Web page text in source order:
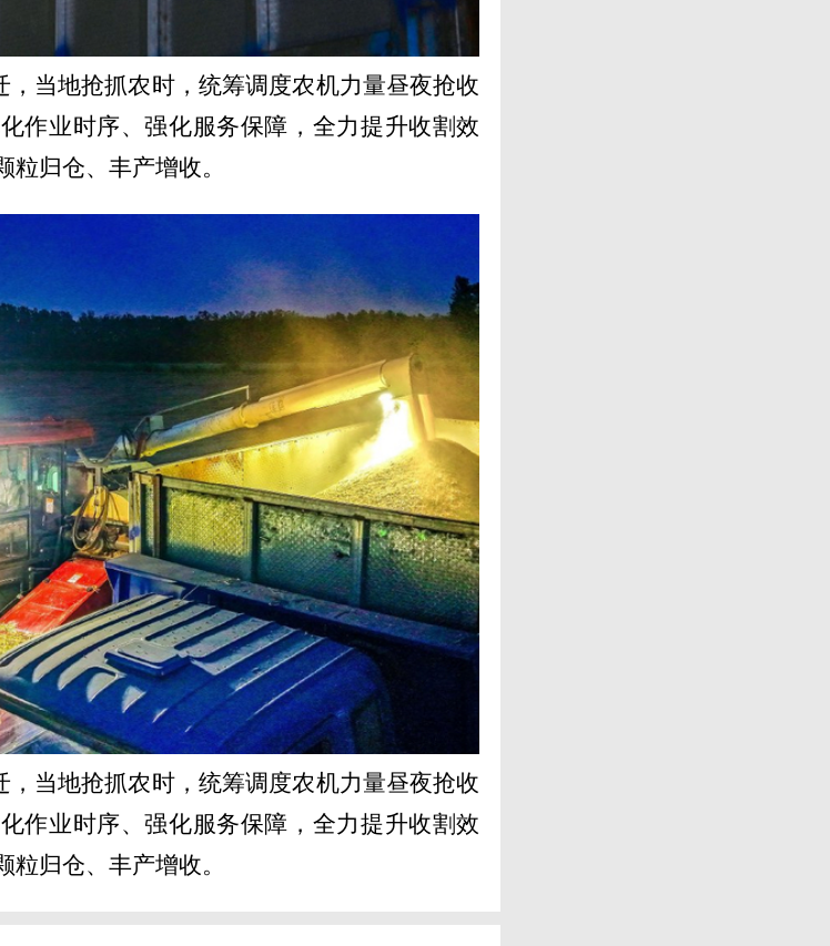
当地抢抓农时，统筹调度农机力量昼夜抢收
作业时序、强化服务保障，全力提升收割效
归仓、丰产增收。
当地抢抓农时，统筹调度农机力量昼夜抢收
作业时序、强化服务保障，全力提升收割效
归仓、丰产增收。